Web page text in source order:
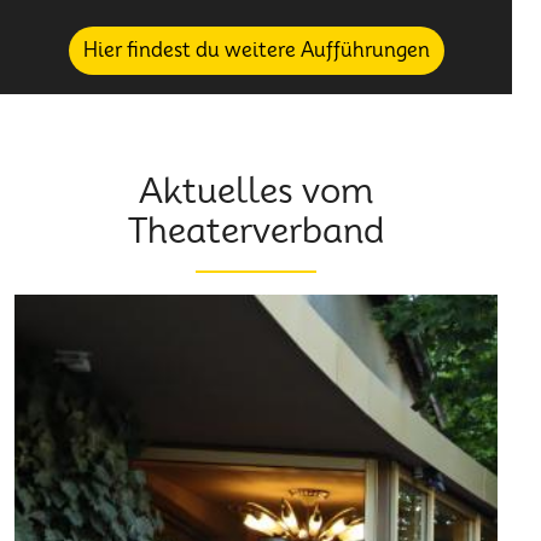
Hier findest du weitere Aufführungen
Aktuelles vom
Theaterverband